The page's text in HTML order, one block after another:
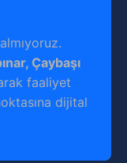
Çaybaşı
faaliyet
dijital